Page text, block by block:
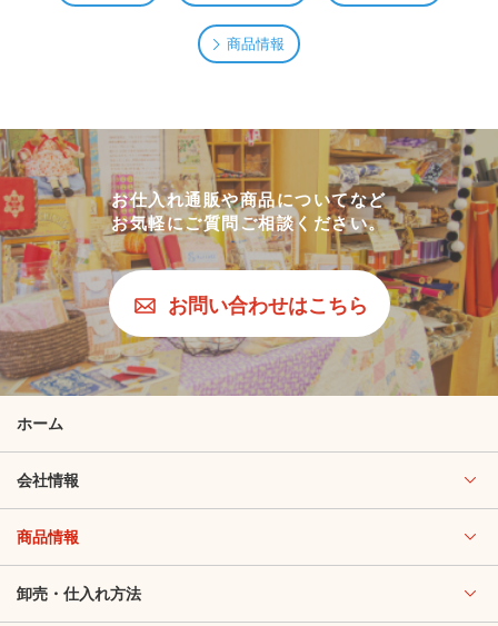
商品情報
お仕入れ通販や商品についてなど
お気軽にご質問ご相談ください。
お問い合わせはこちら
ホーム
会社情報
商品情報
卸売・仕入れ方法